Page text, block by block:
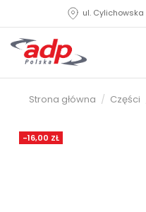
ul.
Strona główna Części
-16,00 ZŁ